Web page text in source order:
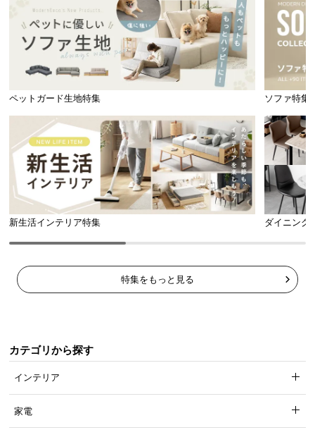
ふんわりと身体を支えるウレタン
上面のウレタン層を2層に改良し、従来よりふっくら
としたクッション性を高めました。
ペットガード生地特集 ソファ特集
新生活インテリア特集 ダイニング
特集をもっと見る
カテゴリから探す
インテリア
家電